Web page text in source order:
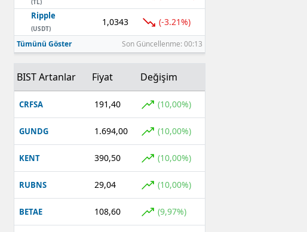
(TL)
Ripple
(USDT)
1,0343 (-3.21%)
Tümünü Göster Son Güncellenme: 00:13
BIST Artanlar Fiyat Değişim
CRFSA 191,40 (10,00%)
GUNDG 1.694,00 (10,00%)
KENT 390,50 (10,00%)
RUBNS 29,04 (10,00%)
BETAE 108,60 (9,97%)